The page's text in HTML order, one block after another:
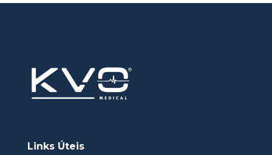
Links Úteis